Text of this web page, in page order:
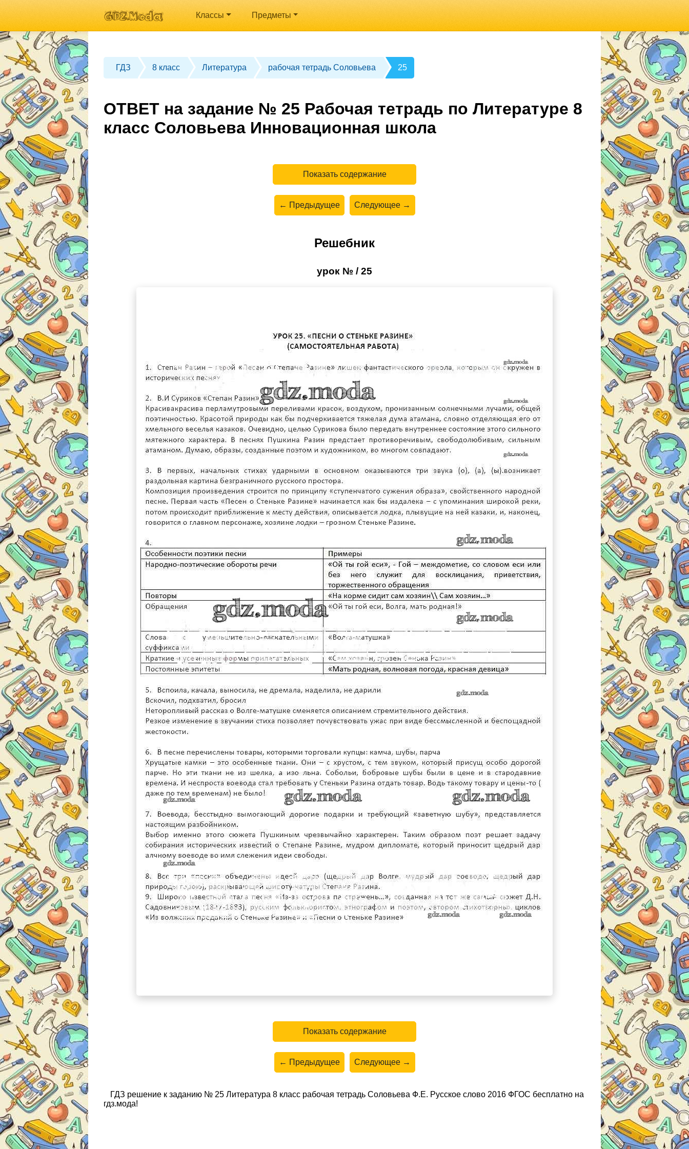
Классы Предметы
ГДЗ 8 класс Литература рабочая тетрадь Соловьева 25
ОТВЕТ на задание № 25 Рабочая тетрадь по Литературе 8
класс Соловьева Инновационная школа
Показать содержание
← Предыдущее Следующее →
Решебник
урок № / 25
Показать содержание
← Предыдущее Следующее →
ГДЗ решение к заданию № 25 Литература 8 класс рабочая тетрадь Соловьева Ф.Е. Русское слово 2016 ФГОС бесплатно на
гдз.мода!